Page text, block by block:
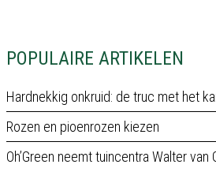
POPULAIRE ARTIKELEN
Hardnekkig onkruid: de truc met het
Rozen en pioenrozen kiezen
Oh’Green neemt tuincentra Walter